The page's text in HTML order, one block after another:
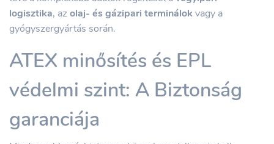
logisztika, azolaj- és gázipari terminálok vagy a
gyógyszergyártás során.
ATEX minősítés és EPL
védelmi szint: A Biztonság
garanciája